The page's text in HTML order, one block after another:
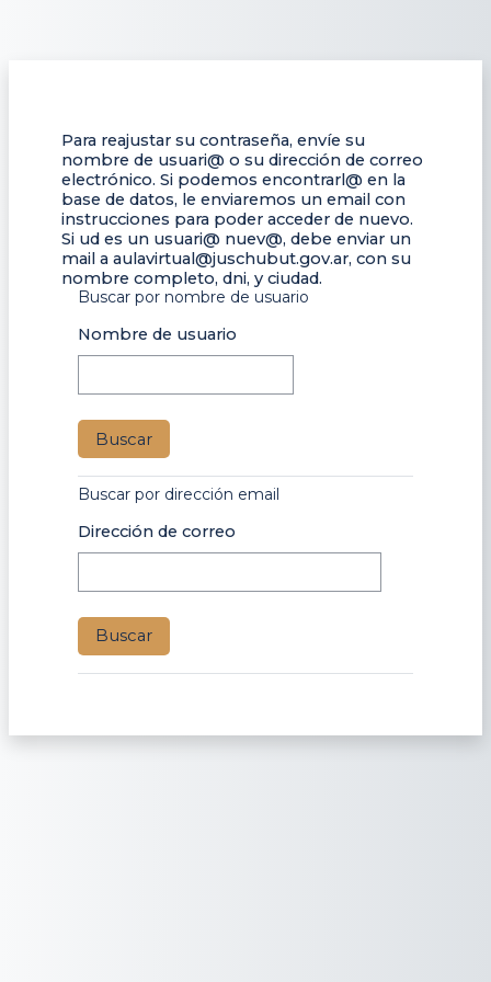
Para reajustar su contraseña, envíe su
nombre de usuari@ o su dirección de correo
electrónico. Si podemos encontrarl@ en la
base de datos, le enviaremos un email con
instrucciones para poder acceder de nuevo.
Si ud es un usuari@ nuev@, debe enviar un
mail a aulavirtual@juschubut.gov.ar, con su
nombre completo, dni, y ciudad.
Buscar por nombre de usuario
Buscar por nombre de usuario
Nombre de usuario
Buscar por dirección email
Buscar por dirección email
Dirección de correo